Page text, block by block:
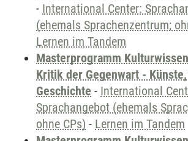
- International Center:
(ehemals Sprachenzentrum;
Lernen im Tandem
Masterprogramm
Kritik der Gegenwart -
Geschichte - International
Sprachangebot (ehemals
ohne CPs) - Lernen im Tandem